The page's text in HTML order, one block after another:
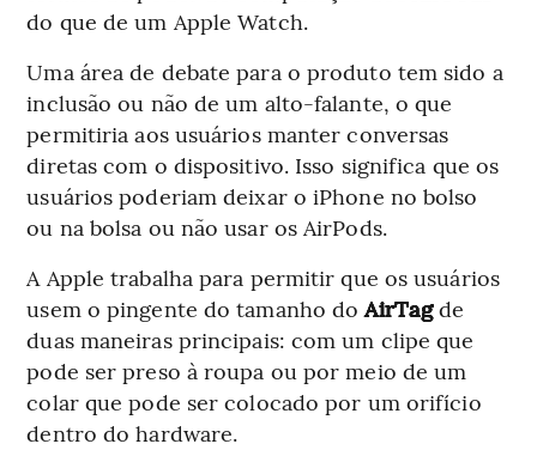
do que de um Apple Watch.
Uma área de debate para o produto tem sido a
inclusão ou não de um alto-falante, o que
permitiria aos usuários manter conversas
diretas com o dispositivo. Isso significa que os
usuários poderiam deixar o iPhone no bolso
ou na bolsa ou não usar os AirPods.
A Apple trabalha para permitir que os usuários
usem o pingente do tamanho doAirTagde
duas maneiras principais: com um clipe que
pode ser preso à roupa ou por meio de um
colar que pode ser colocado por um orifício
dentro do hardware.